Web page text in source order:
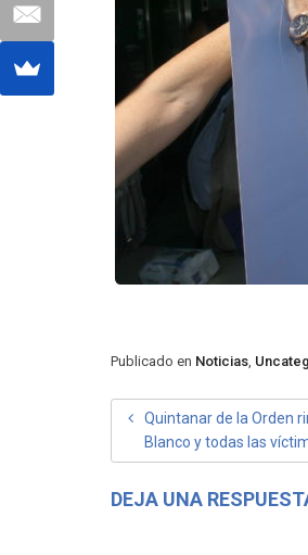
Publicado en Noticias,
NAVEGACIÓN
DE
ENTRADAS
Quintanar de la Orden
Blanco y todas las
DEJA UNA